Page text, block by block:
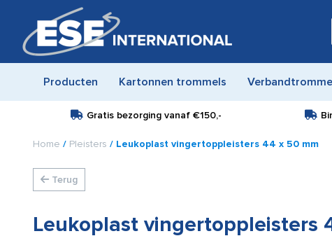
Producten Kartonnen trommels
Gratis bezorging vanaf€150,-
Home / Pleisters / Leukoplast vingertoppleisters 44 x 50 mm
Terug
Leukoplast vingertoppleisters